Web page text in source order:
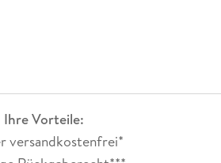
Ihre Vorteile:
versandkostenfrei*